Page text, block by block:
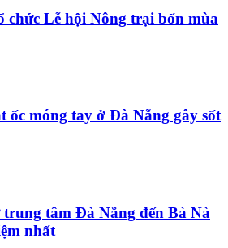
chức Lễ hội Nông trại bốn mùa
ốc móng tay ở Đà Nẵng gây sốt
trung tâm Đà Nẵng đến Bà Nà
nhất